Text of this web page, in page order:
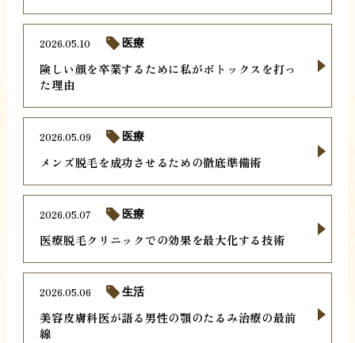
険しい顔を卒業するために私がボトックスを打っ
た理由
2026.05.10 医療
メンズ脱毛を成功させるための徹底準備術
2026.05.09 医療
医療脱毛クリニックでの効果を最大化する技術
2026.05.07 医療
美容皮膚科医が語る男性の顎のたるみ治療の最前
線
2026.05.06 生活